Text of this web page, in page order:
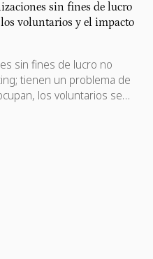
sin fines de lucro
voluntarios y el impacto
sin fines de lucro no
tienen un problema de
los voluntarios se
no siempre dura. Esta guía
para generar un